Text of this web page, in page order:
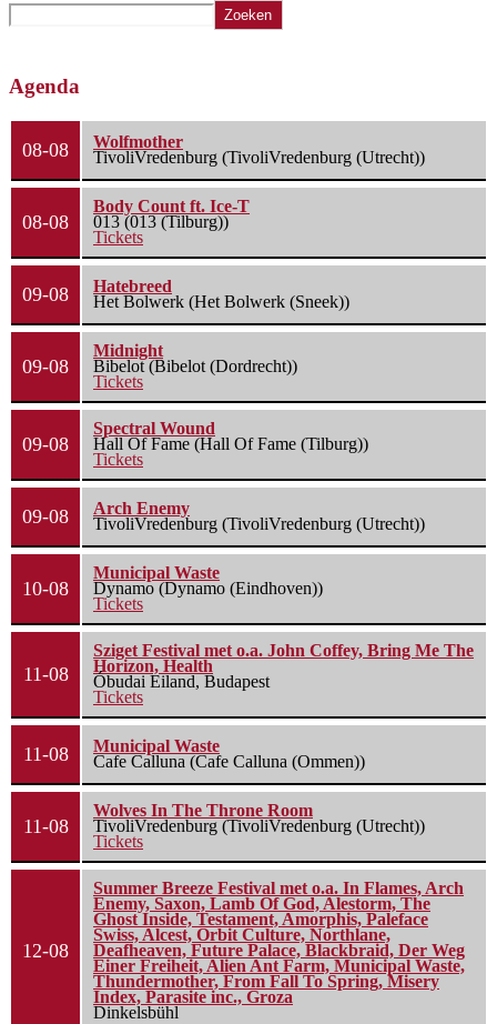
Zoeken
Agenda
08-08
Wolfmother
TivoliVredenburg (TivoliVredenburg (Utrecht))
08-08
Body Count ft. Ice-T
013 (013 (Tilburg))
Tickets
09-08
Hatebreed
Het Bolwerk (Het Bolwerk (Sneek))
09-08
Midnight
Bibelot (Bibelot (Dordrecht))
Tickets
09-08
Spectral Wound
Hall Of Fame (Hall Of Fame (Tilburg))
Tickets
09-08
Arch Enemy
TivoliVredenburg (TivoliVredenburg (Utrecht))
10-08
Municipal Waste
Dynamo (Dynamo (Eindhoven))
Tickets
11-08
Sziget Festival met o.a. John Coffey, Bring Me The
Horizon, Health
Óbudai Eiland, Budapest
Tickets
11-08
Municipal Waste
Cafe Calluna (Cafe Calluna (Ommen))
11-08
Wolves In The Throne Room
TivoliVredenburg (TivoliVredenburg (Utrecht))
Tickets
12-08
Summer Breeze Festival met o.a. In Flames, Arch
Enemy, Saxon, Lamb Of God, Alestorm, The
Ghost Inside, Testament, Amorphis, Paleface
Swiss, Alcest, Orbit Culture, Northlane,
Deafheaven, Future Palace, Blackbraid, Der Weg
Einer Freiheit, Alien Ant Farm, Municipal Waste,
Thundermother, From Fall To Spring, Misery
Index, Parasite inc., Groza
Dinkelsbühl